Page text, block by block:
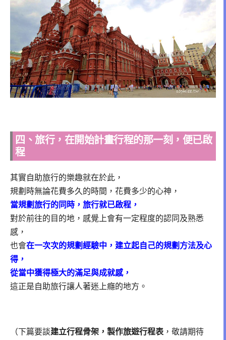
四、旅行，在開始計畫行程的那一刻，便已啟
程
其實自助旅行的樂趣就在於此，
規劃時無論花費多久的時間，花費多少的心神，
當規劃旅行的同時，旅行就已啟程，
對於前往的目的地，感覺上會有一定程度的認同及熟悉
感，
也會在一次次的規劃經驗中，建立起自己的規劃方法及心
得，
從當中獲得極大的滿足與成就感，
這正是自助旅行讓人著迷上癮的地方。
（下篇要談建立行程骨架，製作旅遊行程表 ，敬請期待